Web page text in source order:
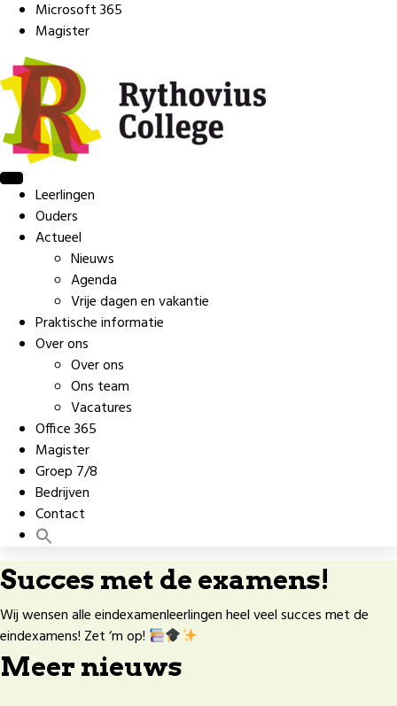
Microsoft 365
Magister
Leerlingen
Ouders
Actueel
Nieuws
Agenda
Vrije dagen en vakantie
Praktische informatie
Over ons
Over ons
Ons team
Vacatures
Office 365
Magister
Groep 7/8
Bedrijven
Contact
Succes met de examens!
Wij wensen alle eindexamenleerlingen heel veel succes met de
eindexamens! Zet ‘m op!
Meer nieuws